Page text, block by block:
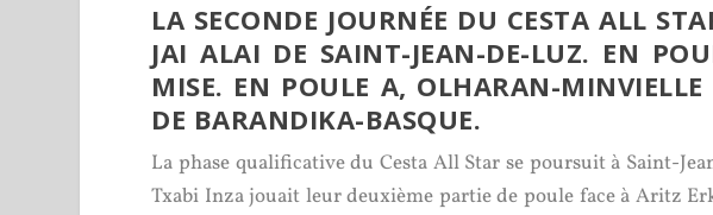
LA SECONDE JOURNÉE DU CESTA ALL
JAI ALAI DE SAINT-JEAN-DE-LUZ. EN
MISE. EN POULE A, OLHARAN-MINVIELLE
DE BARANDIKA-BASQUE.
La phase qualificative du Cesta All Star se poursuit à Saint-
Txabi Inza jouait leur deuxième partie de poule face à Aritz